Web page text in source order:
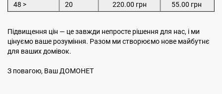
48 >
20 220.00 грн 55.00 грн
Підвищення цін — це завжди непросте рішення для нас, і ми
цінуємо ваше розуміння. Разом ми створюємо нове майбутнє
для ваших домівок.
З повагою, Ваш ДОМОНЕТ